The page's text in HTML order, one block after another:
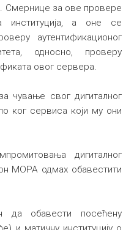
Смернице за ове провере
институција, а оне се
аутентификационог
односно, проверу
овог сервера.
чување свог дигиталног
ког сервиса који му они
дигиталног
МОРА одмах обавестити
да обавести посећену